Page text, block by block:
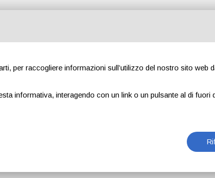
per raccogliere informazioni sull’utilizzo del nostro sito web
informativa, interagendo con un link o un pulsante al di fuori